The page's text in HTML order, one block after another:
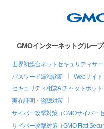
GMOインターネットグルー
世界初総合ネットセキュリティサー
パスワード漏洩診断
Webサイ
セキュリティ相談AIチャットボット
実在証明・盗聴対策
サイバー攻撃対策（GMOサイバー
サイバー攻撃対策（GMO Flatt